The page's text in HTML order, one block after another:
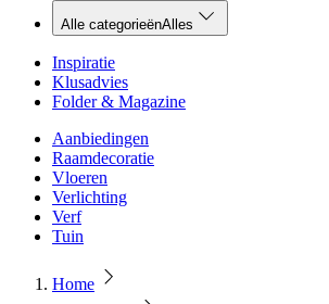
Alle categorieënAlles
Inspiratie
Klusadvies
Folder & Magazine
Aanbiedingen
Raamdecoratie
Vloeren
Verlichting
Verf
Tuin
Home